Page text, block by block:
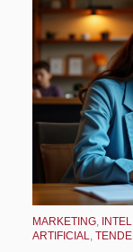
MARKETING,
ARTIFICIAL,